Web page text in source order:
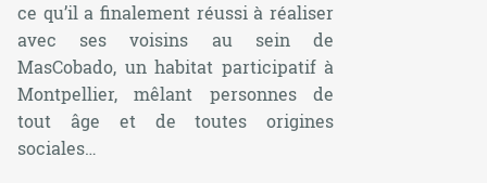
ce qu’il a finalement réussi à réaliser
avec ses voisins au sein de
MasCobado, un habitat participatif à
Montpellier, mêlant personnes de
tout âge et de toutes origines
sociales…